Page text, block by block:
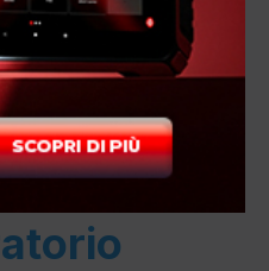
Live Online
in